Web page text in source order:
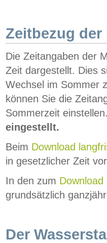
Zeitbezug der
Die Zeitangaben der
Zeit dargestellt. Dies
Wechsel im Sommer
können Sie die
Sommerzeit
eingestellt.
Beim Download
in gesetzlicher Zeit
In den zum Download
grundsätzlich
Der